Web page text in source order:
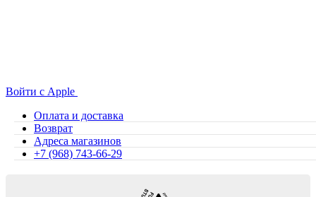
Войти с Apple
Оплата и доставка
Возврат
Адреса магазинов
+7 (968) 743-66-29